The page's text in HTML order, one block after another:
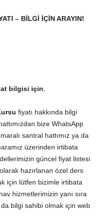
– BİLGİ İÇİN ARAYIN!
bilgisi için,
fiyatı hakkında bilgi
bize WhatsApp
santral hattımız ya da
üzerinden irtibata
güncel fiyat listesi
hazırlanan özel ders
için lütfen bizimle irtibata
hizmetlerimizin yanı sıra
bilgi sahibi olmak için web